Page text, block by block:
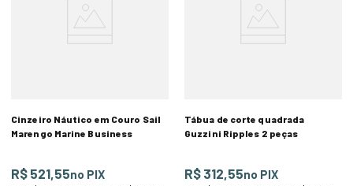
Cinzeiro Náutico em Couro Sail
Marengo Marine Business
R$ 521,55no PIX
Tábua de corte quadrada
Guzzini Ripples 2 peças
R$ 312,55no PIX